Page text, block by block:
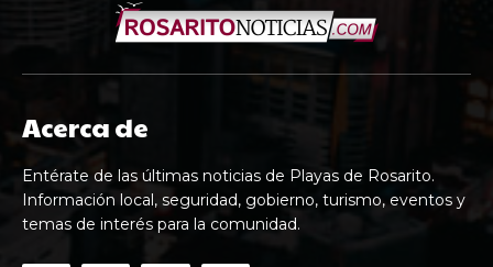
Acerca de
Entérate de las últimas noticias de Playas de Rosarito.
Información local, seguridad, gobierno, turismo, eventos y
temas de interés para la comunidad.